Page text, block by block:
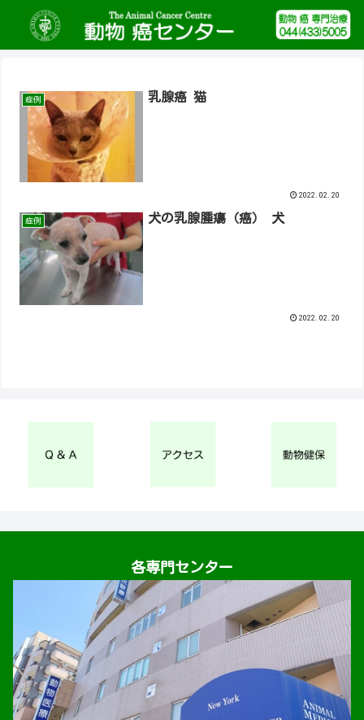
症例 乳腺癌 猫
2022.02.20
症例 犬の乳腺腫瘍（癌） 犬
2022.02.20
各専門センター